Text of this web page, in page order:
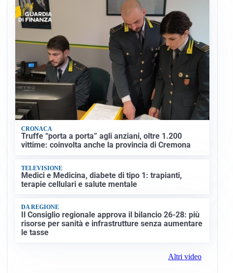
CRONACA
Truffe “porta a porta” agli anziani, oltre 1.200
vittime: coinvolta anche la provincia di Cremona
TELEVISIONE
Medici e Medicina, diabete di tipo 1: trapianti,
terapie cellulari e salute mentale
DA REGIONE
Il Consiglio regionale approva il bilancio 26-28: più
risorse per sanità e infrastrutture senza aumentare
le tasse
Altri video